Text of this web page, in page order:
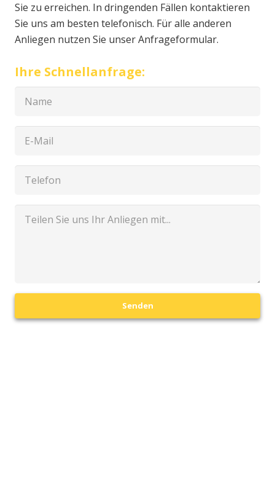
Sie zu erreichen. In dringenden Fällen kontaktieren
Sie uns am besten telefonisch. Für alle anderen
Anliegen nutzen Sie unser Anfrageformular.
Ihre Schnellanfrage:
Senden